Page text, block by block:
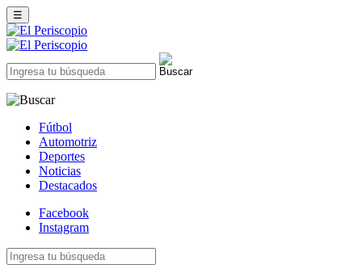
☰
Fútbol
Automotriz
Deportes
Noticias
Destacados
Facebook
Instagram